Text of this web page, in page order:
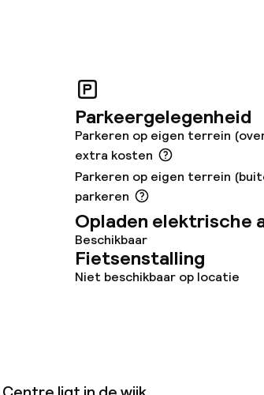
Parkeergelegenheid
Parkeren op eigen terrein
extra kosten
Parkeren op eigen terrein
parkeren
Opladen elektrische
Beschikbaar
Fietsenstalling
Niet beschikbaar op locatie